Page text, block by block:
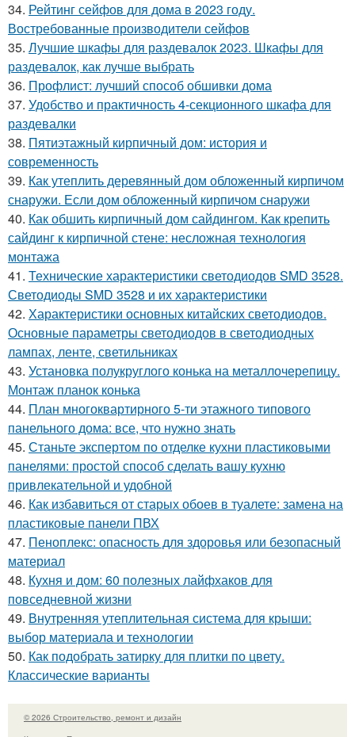
34. Рейтинг сейфов для дома в 2023 году.
Востребованные производители сейфов
35. Лучшие шкафы для раздевалок 2023. Шкафы для
раздевалок, как лучше выбрать
36. Профлист: лучший способ обшивки дома
37. Удобство и практичность 4-секционного шкафа для
раздевалки
38. Пятиэтажный кирпичный дом: история и
современность
39. Как утеплить деревянный дом обложенный кирпичом
снаружи. Если дом обложенный кирпичом снаружи
40. Как обшить кирпичный дом сайдингом. Как крепить
сайдинг к кирпичной стене: несложная технология
монтажа
41. Технические характеристики светодиодов SMD 3528.
Светодиоды SMD 3528 и их характеристики
42. Характеристики основных китайских светодиодов.
Основные параметры светодиодов в светодиодных
лампах, ленте, светильниках
43. Установка полукруглого конька на металлочерепицу.
Монтаж планок конька
44. План многоквартирного 5-ти этажного типового
панельного дома: все, что нужно знать
45. Станьте экспертом по отделке кухни пластиковыми
панелями: простой способ сделать вашу кухню
привлекательной и удобной
46. Как избавиться от старых обоев в туалете: замена на
пластиковые панели ПВХ
47. Пеноплекс: опасность для здоровья или безопасный
материал
48. Кухня и дом: 60 полезных лайфхаков для
повседневной жизни
49. Внутренняя утеплительная система для крыши:
выбор материала и технологии
50. Как подобрать затирку для плитки по цвету.
Классические варианты
© 2026 Строительство, ремонт и дизайн